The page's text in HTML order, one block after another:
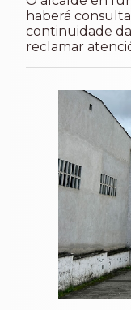
haberá
continuidade
reclamar